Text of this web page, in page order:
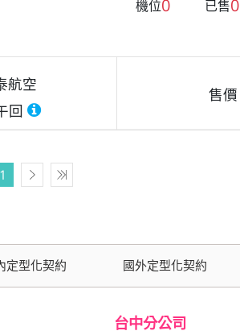
機位0 已售0
航空
回
售價
1
定型化契約 國外定型化契約
台中分公司